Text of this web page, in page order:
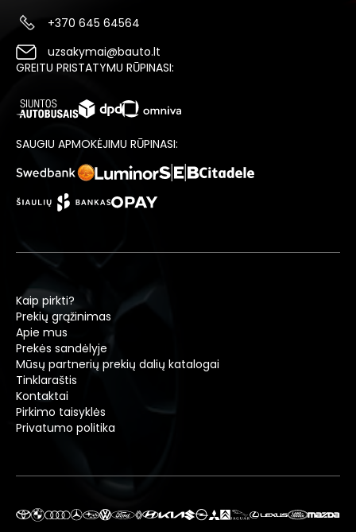
+370 645 64564
uzsakymai@bauto.lt
GREITU PRISTATYMU RŪPINASI:
SAUGIU APMOKĖJIMU RŪPINASI:
Kaip pirkti?
Prekių grąžinimas
Apie mus
Prekės sandėlyje
Mūsų partnerių prekių dalių katalogai
Tinklaraštis
Kontaktai
Pirkimo taisyklės
Privatumo politika